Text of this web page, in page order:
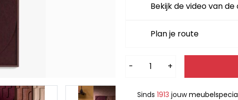
Bekijk de video van
Plan je route
- +
Alternative:
Sinds 1913 jouw